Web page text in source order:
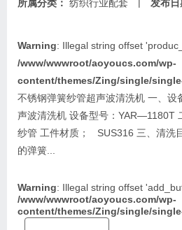
所属分类： 纺织行业配套 发布日
Warning: Illegal string offset
/www/wwwroot/aoyoucs.com/wp-
content/themes/Zing/single/
不锈钢弹簧纱管超声波清洗机 一、设
声波清洗机 设备型号：YAR—1180T
纱管 工件材质； SUS316 三、清洗
的弹簧...
Warning: Illegal string offset
/www/wwwroot/aoyoucs.com/wp-
content/themes/Zing/single/